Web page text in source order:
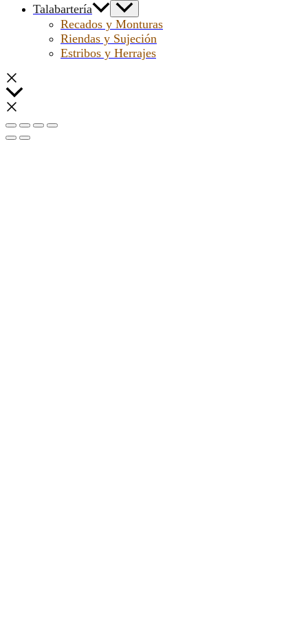
Talabartería
Recados y Monturas
Riendas y Sujeción
Estribos y Herrajes